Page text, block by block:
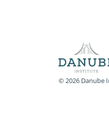
© 2026 Danube